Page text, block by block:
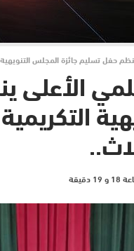
حفل تسليم جائزة المجلس التنويهية